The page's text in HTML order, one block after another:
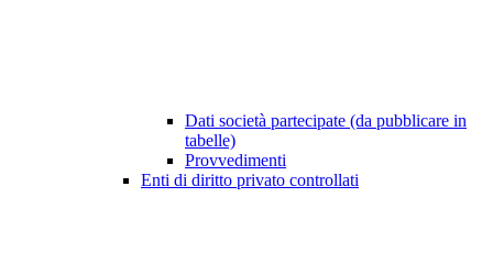
Dati società partecipate (da pubblicare in
tabelle)
Provvedimenti
Enti di diritto privato controllati